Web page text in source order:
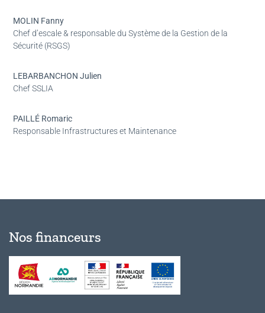
MOLIN Fanny
Chef d’escale & responsable du Système de la Gestion de la
Sécurité (RSGS)
LEBARBANCHON Julien
Chef SSLIA
PAILLÉ Romaric
Responsable Infrastructures et Maintenance
Nos financeurs